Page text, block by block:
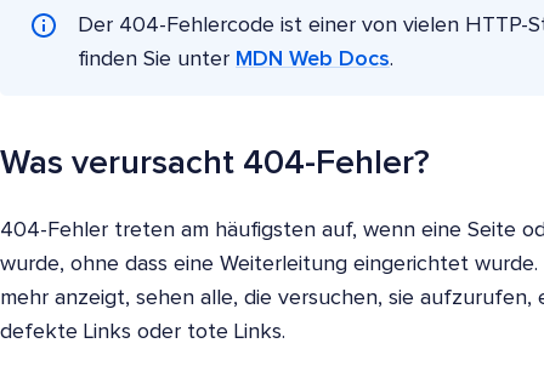
Der 404-Fehlercode ist einer von vielen HTTP-
finden Sie unter MDN Web Docs.
Was verursacht 404-Fehler?
404-Fehler treten am häufigsten auf, wenn eine Seite
wurde, ohne dass eine Weiterleitung eingerichtet
mehr anzeigt, sehen alle, die versuchen, sie aufzurufen,
defekte Links oder tote Links.